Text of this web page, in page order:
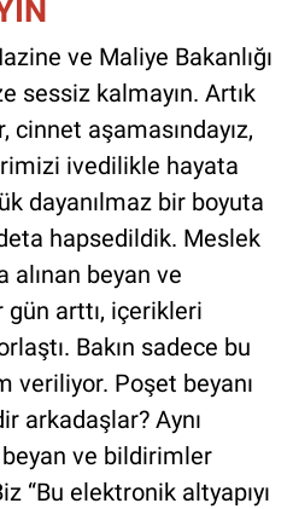
ve Maliye Bakanlığı
sessiz kalmayın. Artık
cinnet aşamasındayız,
ivedilikle hayata
dayanılmaz bir boyuta
hapsedildik. Meslek
alınan beyan ve
gün arttı, içerikleri
Bakın sadece bu
veriliyor. Poşet beyanı
arkadaşlar? Aynı
ve bildirimler
“Bu elektronik altyapıyı